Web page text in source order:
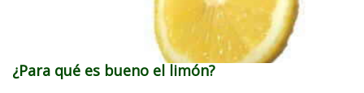
¿Para qué es bueno el limón?